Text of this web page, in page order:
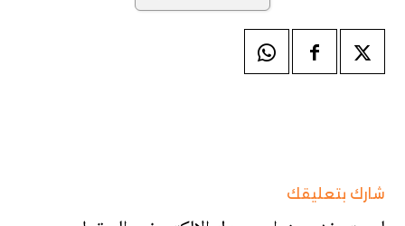
شارك بتعليقك